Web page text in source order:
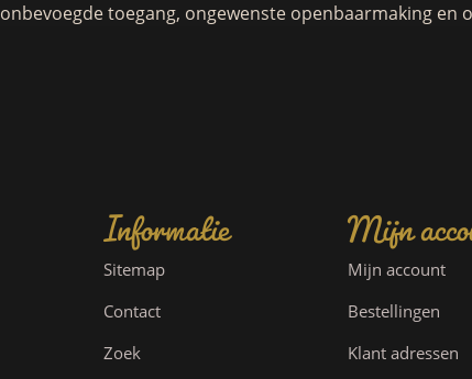
onbevoegde toegang, ongewenste openbaarmaking en
Informatie
Sitemap
Contact
Zoek
Mijn
Mijn account
Bestellingen
Klant adressen